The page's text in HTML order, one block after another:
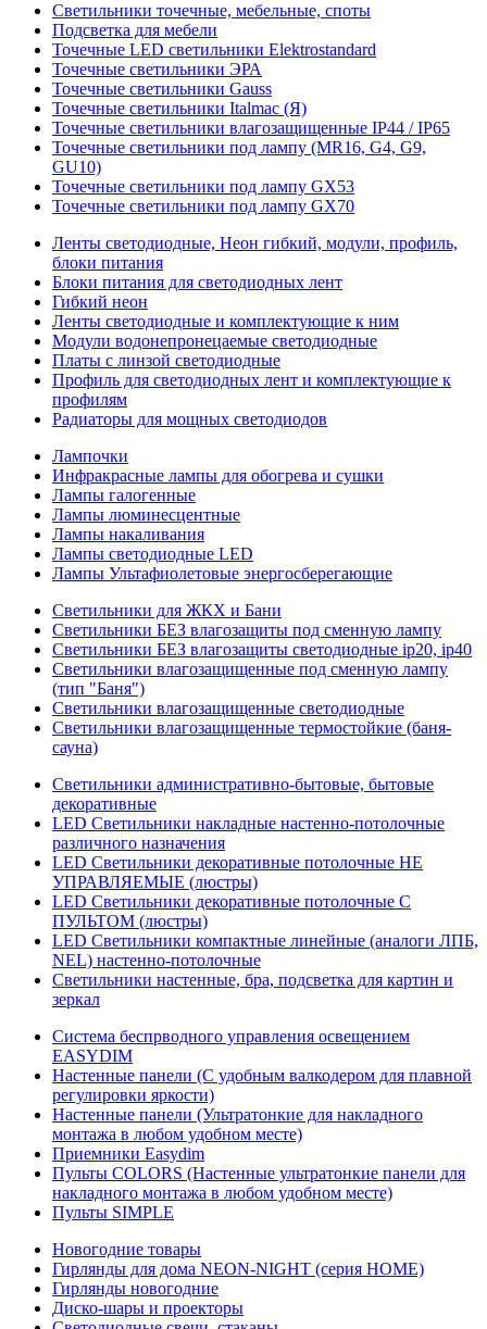
Светильники точечные, мебельные, споты
Подсветка для мебели
Точечные LED светильники Elektrostandard
Точечные светильники ЭРА
Точечные светильники Gauss
Точечные светильники Italmac (Я)
Точечные светильники влагозащищенные IP44 / IP65
Точечные светильники под лампу (MR16, G4, G9,
GU10)
Точечные светильники под лампу GX53
Точечные светильники под лампу GX70
Ленты светодиодные, Неон гибкий, модули, профиль,
блоки питания
Блоки питания для светодиодных лент
Гибкий неон
Ленты светодиодные и комплектующие к ним
Модули водонепронецаемые светодиодные
Платы с линзой светодиодные
Профиль для светодиодных лент и комплектующие к
профилям
Радиаторы для мощных светодиодов
Лампочки
Инфракрасные лампы для обогрева и сушки
Лампы галогенные
Лампы люминесцентные
Лампы накаливания
Лампы светодиодные LED
Лампы Ультафиолетовые энергосберегающие
Светильники для ЖКХ и Бани
Светильники БЕЗ влагозащиты под сменную лампу
Светильники БЕЗ влагозащиты светодиодные ip20, ip40
Светильники влагозащищенные под сменную лампу
(тип "Баня")
Светильники влагозащищенные светодиодные
Светильники влагозащищенные термостойкие (баня-
сауна)
Светильники административно-бытовые, бытовые
декоративные
LED Cветильники накладные настенно-потолочные
различного назначения
LED Светильники декоративные потолочные НЕ
УПРАВЛЯЕМЫЕ (люстры)
LED Светильники декоративные потолочные С
ПУЛЬТОМ (люстры)
LED Светильники компактные линейные (аналоги ЛПБ,
NEL) настенно-потолочные
Светильники настенные, бра, подсветка для картин и
зеркал
Система беспрводного управления освещением
EASYDIM
Настенные панели (С удобным валкодером для плавной
регулировки яркости)
Настенные панели (Ультратонкие для накладного
монтажа в любом удобном месте)
Приемники Easydim
Пульты COLORS (Настенные ультратонкие панели для
накладного монтажа в любом удобном месте)
Пульты SIMPLE
Новогодние товары
Гирлянды для дома NEON-NIGHT (серия HOME)
Гирлянды новогодние
Диско-шары и проекторы